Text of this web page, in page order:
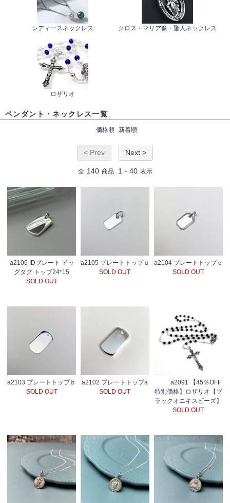
レディースネックレス クロス・マリア像・聖人ネックレス
ロザリオ
ペンダント・ネックレス一覧
価格順 新着順
< Prev Next >
全 140 商品 1 - 40 表示
a2106 IDプレート ドッ
グタグ トップ24*15
SOLD OUT
a2105 プレートトップｄ
SOLD OUT
a2104 プレートトップｃ
SOLD OUT
a2103 プレートトップｂ
SOLD OUT
a2102 プレートトップa
SOLD OUT
a2091 【45％OFF
特別価格】ロザリオ【ブ
ラックオニキスビーズ】
SOLD OUT